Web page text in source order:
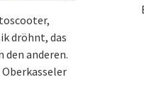
dröhnt, das
anderen.